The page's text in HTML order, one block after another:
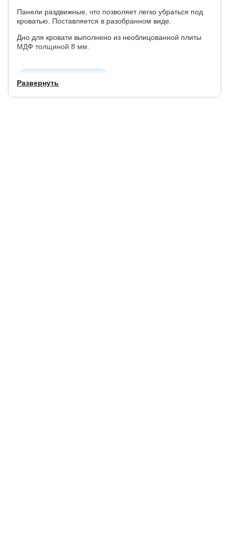
Панели раздвижные, что позволяет легко убраться под
кроватью. Поставляется в разобранном виде.
Дно для кровати выполнено из необлицованной плиты
МДФ толщиной 8 мм.
Развернуть